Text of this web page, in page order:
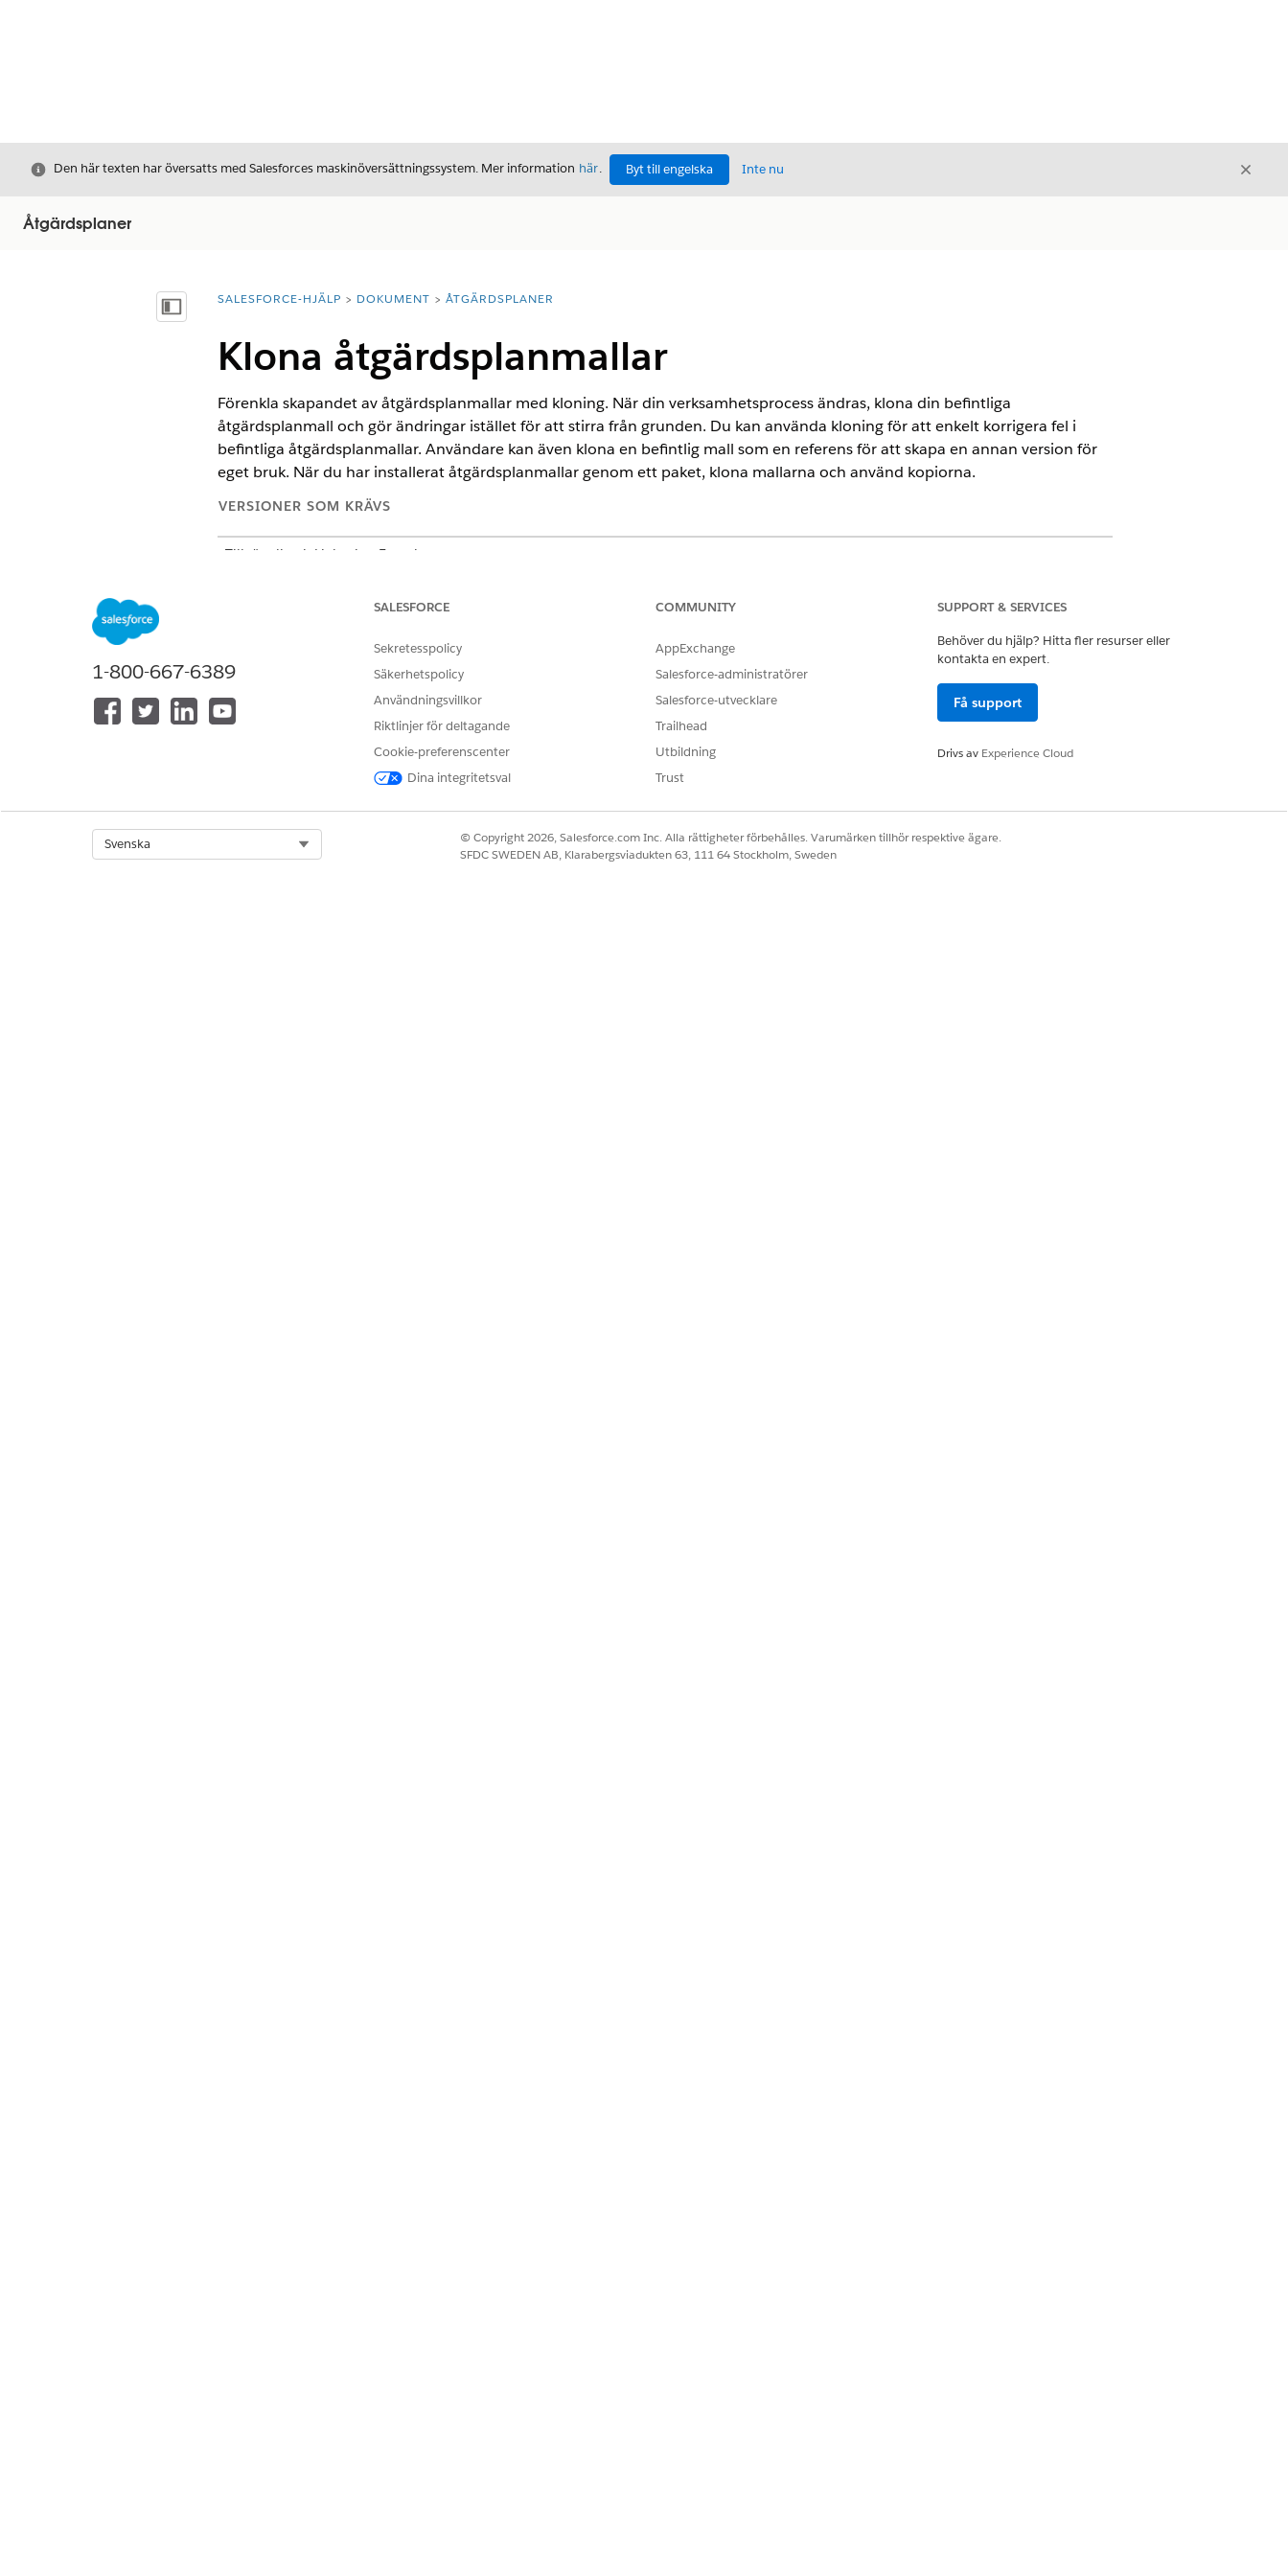
Stäng
Den här texten har översatts med Salesforces maskinöversättningssystem. Mer information här. Byt till engelska Inte nu Stäng
Åtgärdsplaner
Visa innehållsförteckning
Du är här:
SALESFORCE-HJÄLP DOKUMENT ÅTGÄRDSPLANER
Klona åtgärdsplanmallar
Förenkla skapandet av åtgärdsplanmallar med kloning. När din verksamhetsprocess ändras, klona din befintliga
åtgärdsplanmall och gör ändringar istället för att stirra från grunden. Du kan använda kloning för att enkelt korrigera fel i
befintliga åtgärdsplanmallar. Användare kan även klona en befintlig mall som en referens för att skapa en annan version för
eget bruk. När du har installerat åtgärdsplanmallar genom ett paket, klona mallarna och använd kopiorna.
VERSIONER SOM KRÄVS
Tillgängliga i: Lightning Experience
Scheduler, Health Cloud, Manufacturing Cloud, Nonprofit Cloud och lösningar för den offentliga sektorn.
Visa versionstillgänglighet
Öppna den åtgärdsplanmall som du vill kopiera.
Ange ett nytt namn och beskrivning för mallen. Lämna resten av fälten oförändrade.
Spara dina ändringar.
LÖSTE DENNA ARTIKEL DITT PROBLEM?
Berätta för oss vad vi kan förbättra!
1-800-667-6389
SALESFORCE
Sekretesspolicy
Säkerhetspolicy
Användningsvillkor
Riktlinjer för deltagande
Cookie-preferenscenter
Dina integritetsval
COMMUNITY
AppExchange
Salesforce-administratörer
Salesforce-utvecklare
Trailhead
Utbildning
Trust
SUPPORT & SERVICES
Behöver du hjälp? Hitta fler resurser eller
kontakta en expert.
Få support
Drivs av Experience Cloud
Svenska
© Copyright 2026, Salesforce.com Inc. Alla rättigheter förbehålles. Varumärken tillhör respektive ägare.
SFDC SWEDEN AB, Klarabergsviadukten 63, 111 64 Stockholm, Sweden